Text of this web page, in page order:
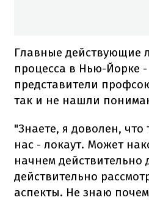
Главные действующие
процесса в Нью-Йорке -
представители
так и не нашли
"Знаете, я доволен,
нас - локаут. Может
начнем действительно
действительно
аспекты. Не знаю